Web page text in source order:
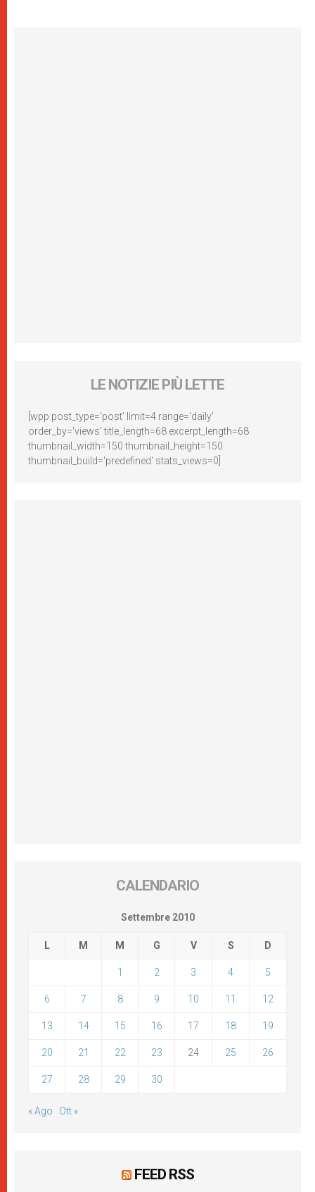
LE NOTIZIE PIÙ LETTE
[wpp post_type='post' limit=4 range='daily'
order_by='views' title_length=68 excerpt_length=68
thumbnail_width=150 thumbnail_height=150
thumbnail_build='predefined' stats_views=0]
CALENDARIO
Settembre 2010
L M M G V S D
1 2 3 4 5
6 7 8 9 10 11 12
13 14 15 16 17 18 19
20 21 22 23 24 25 26
27 28 29 30
« Ago Ott »
FEED RSS